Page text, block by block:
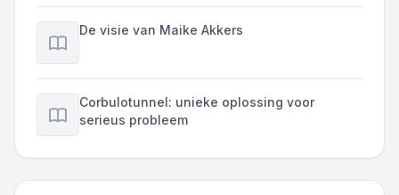
De visie van Maike Akkers
Corbulotunnel: unieke oplossing voor
serieus probleem